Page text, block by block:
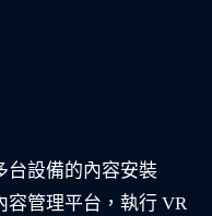
台設備的內容安裝
容管理平台，執行 VR